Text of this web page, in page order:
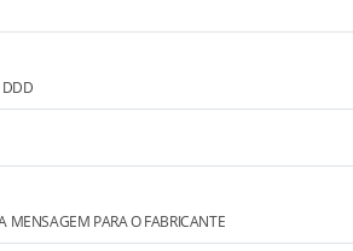
DDD
MENSAGEM PARA O FABRICANTE